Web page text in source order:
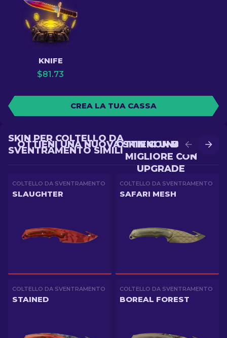
KNIFE
$81.73
CREA LA TUA CASSA
OTTIENI UNA SKIN
MIGLIORE CON
UPGRADE
OTTIENI UNA NUOVA SKIN CON BATTLE
SKIN PER COLTELLO DA
SVENTRAMENTO SIMILI
COLTELLO DA SVENTRAMENTO
SLAUGHTER
COLTELLO DA SVENTRAMENTO
SAFARI MESH
COLTELLO DA SVENTRAMENTO
STAINED
COLTELLO DA SVENTRAMENTO
BOREAL FOREST